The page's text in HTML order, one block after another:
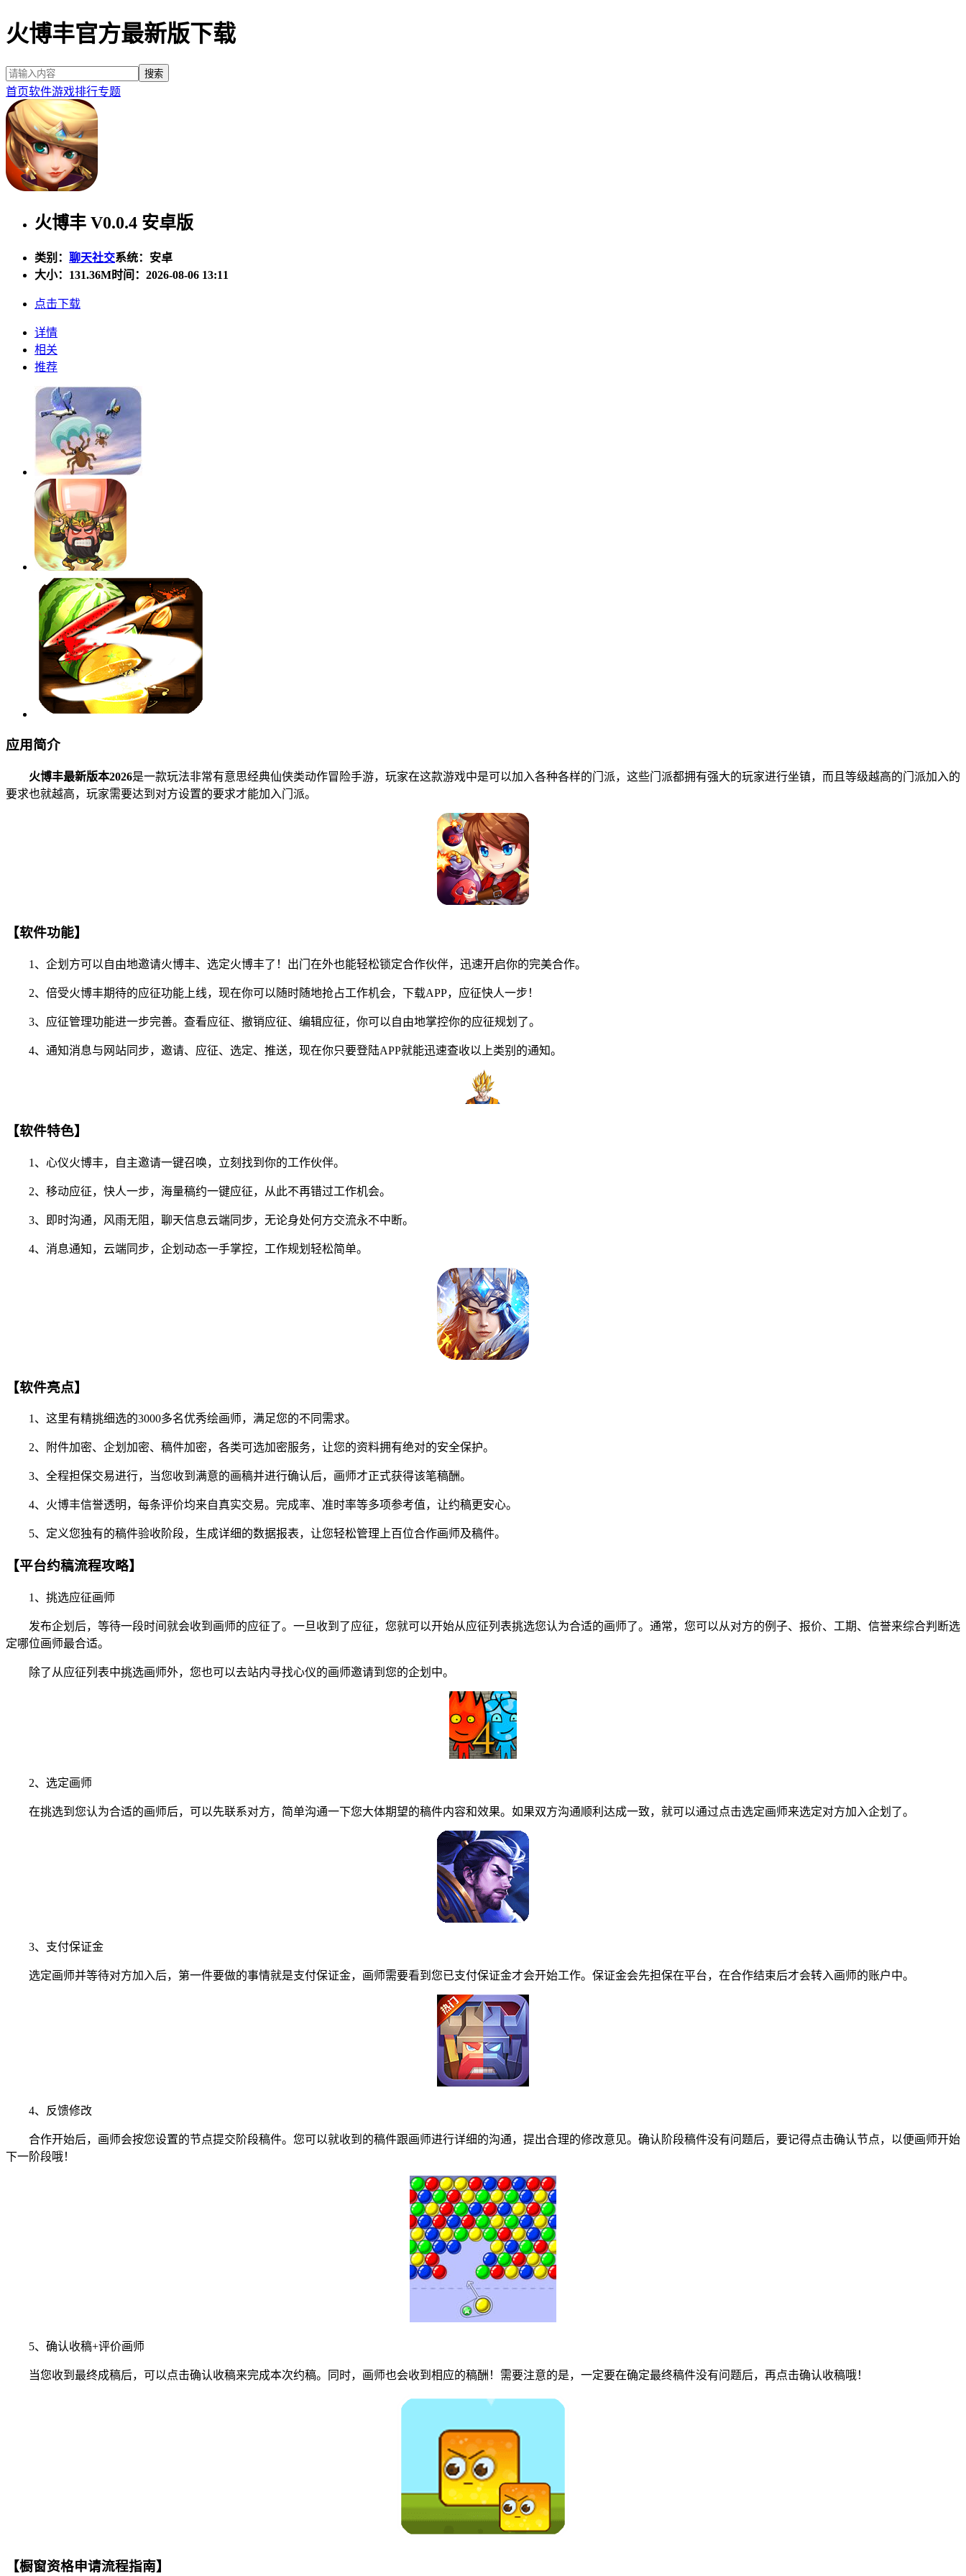
火博丰官方最新版下载
首页软件游戏排行专题
火博丰 V0.0.4 安卓版
类别： 聊天社交系统：安卓
大小： 131.36M时间：2026-08-06 13:11
点击下载
详情
相关
推荐
应用简介
火博丰最新版本2026是一款玩法非常有意思经典仙侠类动作冒险手游，玩家在这款游戏中是可以加入各种各样的门派，这些门派都拥有强大的玩家进行坐镇，而且等级越高的门派加入的
要求也就越高，玩家需要达到对方设置的要求才能加入门派。
【软件功能】
1、企划方可以自由地邀请火博丰、选定火博丰了！出门在外也能轻松锁定合作伙伴，迅速开启你的完美合作。
2、倍受火博丰期待的应征功能上线，现在你可以随时随地抢占工作机会，下载APP，应征快人一步！
3、应征管理功能进一步完善。查看应征、撤销应征、编辑应征，你可以自由地掌控你的应征规划了。
4、通知消息与网站同步，邀请、应征、选定、推送，现在你只要登陆APP就能迅速查收以上类别的通知。
【软件特色】
1、心仪火博丰，自主邀请一键召唤，立刻找到你的工作伙伴。
2、移动应征，快人一步，海量稿约一键应征，从此不再错过工作机会。
3、即时沟通，风雨无阻，聊天信息云端同步，无论身处何方交流永不中断。
4、消息通知，云端同步，企划动态一手掌控，工作规划轻松简单。
【软件亮点】
1、这里有精挑细选的3000多名优秀绘画师，满足您的不同需求。
2、附件加密、企划加密、稿件加密，各类可选加密服务，让您的资料拥有绝对的安全保护。
3、全程担保交易进行，当您收到满意的画稿并进行确认后，画师才正式获得该笔稿酬。
4、火博丰信誉透明，每条评价均来自真实交易。完成率、准时率等多项参考值，让约稿更安心。
5、定义您独有的稿件验收阶段，生成详细的数据报表，让您轻松管理上百位合作画师及稿件。
【平台约稿流程攻略】
1、挑选应征画师
发布企划后，等待一段时间就会收到画师的应征了。一旦收到了应征，您就可以开始从应征列表挑选您认为合适的画师了。通常，您可以从对方的例子、报价、工期、信誉来综合判断选
定哪位画师最合适。
除了从应征列表中挑选画师外，您也可以去站内寻找心仪的画师邀请到您的企划中。
2、选定画师
在挑选到您认为合适的画师后，可以先联系对方，简单沟通一下您大体期望的稿件内容和效果。如果双方沟通顺利达成一致，就可以通过点击选定画师来选定对方加入企划了。
3、支付保证金
选定画师并等待对方加入后，第一件要做的事情就是支付保证金，画师需要看到您已支付保证金才会开始工作。保证金会先担保在平台，在合作结束后才会转入画师的账户中。
4、反馈修改
合作开始后，画师会按您设置的节点提交阶段稿件。您可以就收到的稿件跟画师进行详细的沟通，提出合理的修改意见。确认阶段稿件没有问题后，要记得点击确认节点，以便画师开始
下一阶段哦！
5、确认收稿+评价画师
当您收到最终成稿后，可以点击确认收稿来完成本次约稿。同时，画师也会收到相应的稿酬！需要注意的是，一定要在确定最终稿件没有问题后，再点击确认收稿哦！
【橱窗资格申请流程指南】